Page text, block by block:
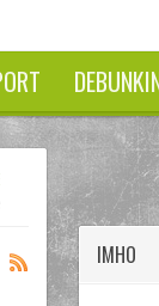
IMHO